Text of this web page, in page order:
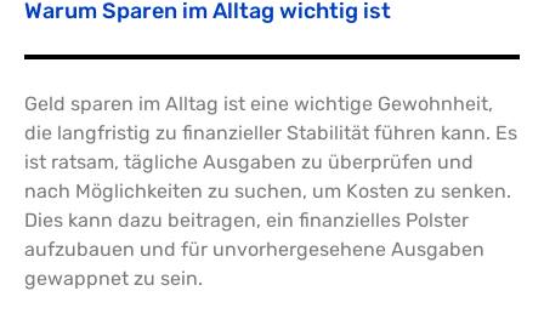
Warum Sparen im Alltag wichtig ist
Geld sparen im Alltag ist eine wichtige Gewohnheit,
die langfristig zu finanzieller Stabilität führen kann. Es
ist ratsam, tägliche Ausgaben zu überprüfen und
nach Möglichkeiten zu suchen, um Kosten zu senken.
Dies kann dazu beitragen, ein finanzielles Polster
aufzubauen und für unvorhergesehene Ausgaben
gewappnet zu sein.